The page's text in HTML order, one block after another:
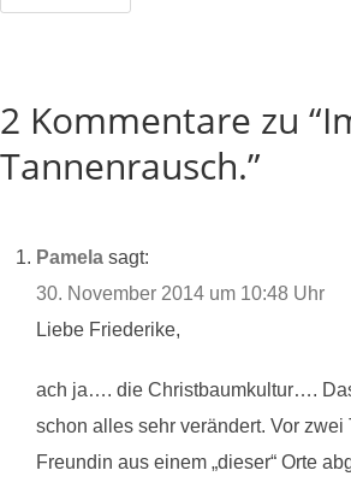
2 Kommentare zu
Tannenrausch.”
Pamela sagt:
30. November 2014 um 10:48 Uhr
Liebe Friederike,
ach ja…. die Christbaumkultur….
schon alles sehr verändert. Vor zwei
Freundin aus einem „dieser“ Orte